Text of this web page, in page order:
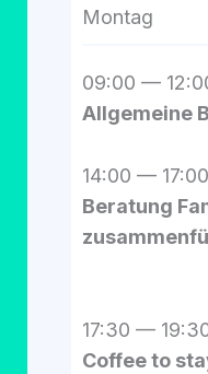
Montag
09:00 —
All­ge­mei­ne
14:00 —
Bera­tung
17:30 —
Cof­fee to